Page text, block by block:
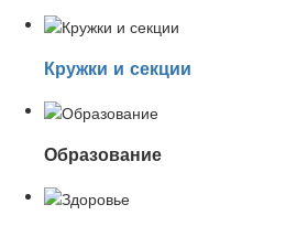
Кружки и секции
Образование